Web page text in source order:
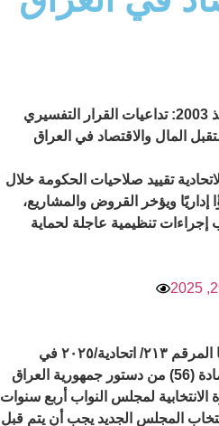
تقييد صلاحيات الحكومة خلال
ويؤخر القروض والمشاريع،
إجراءات تنظيمية عاجلة لحماية
نصّ قرار المحكمة الاتحادية العليا المرقم ٢١٣/ اتحادية/٢٠٢٥ في
١٧-١١-٢٠٢٥ على تفسير نصّ المادة (56) من دستور جمهورية العراق
الانتخابية لمجلس النواب أربع سنوات
انتخاب المجلس الجديد يجب أن يتم قبل